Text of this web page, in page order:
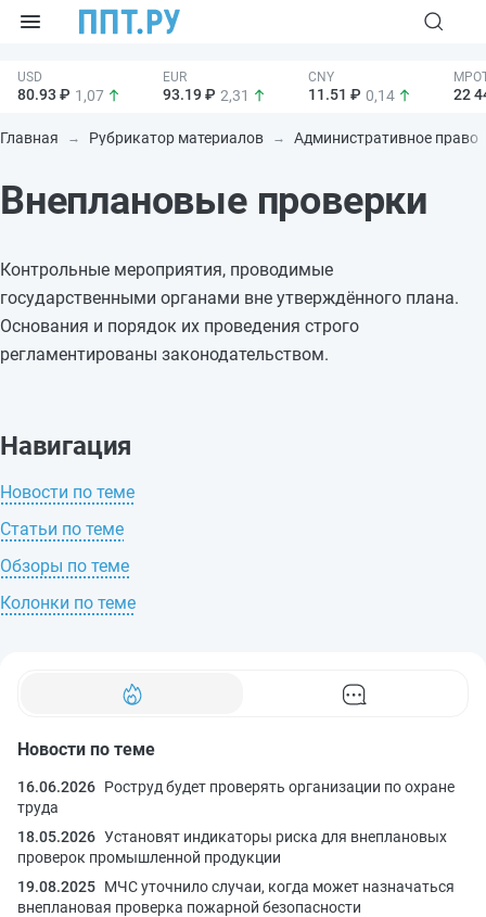
80.93 ₽ 1,07 93.19 ₽ 2,31 11.51 ₽ 0,14 22
Главная Рубрикатор материалов Административное право
Внеплановые проверки
Контрольные мероприятия, проводимые
государственными органами вне утверждённого плана.
Основания и порядок их проведения строго
регламентированы законодательством.
Новости по теме
16.06.2026 Роструд будет проверять организации по охране
труда
18.05.2026 Установят индикаторы риска для внеплановых
проверок промышленной продукции
19.08.2025 МЧС уточнило случаи, когда может назначаться
внеплановая проверка пожарной безопасности
Навигация
Новости по теме
Статьи по теме
Обзоры по теме
Колонки по теме